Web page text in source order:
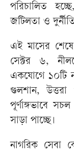
পরিচালিত
জটিলতা ও
এই মাসের
সেক্টর ৬,
একযোগে ১০টি
গুলশান, উত্তরা
পূর্ণাঙ্গভাবে
সাড়া পাচ্ছে।
নাগরিক সেবা